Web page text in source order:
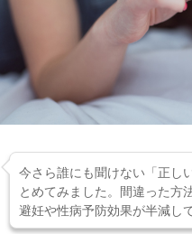
今さら誰にも聞けない「正し
とめてみました。間違った方
避妊や性病予防効果が半減し